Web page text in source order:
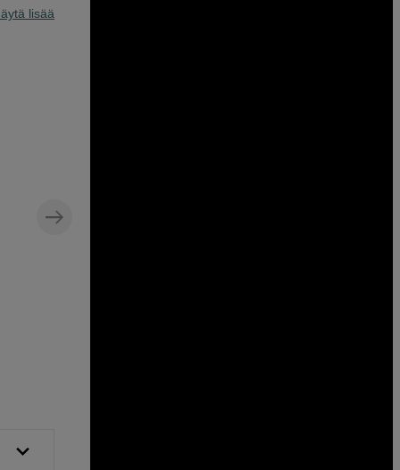
lisää